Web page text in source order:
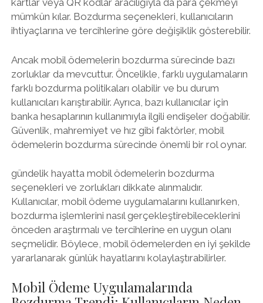
kartlar veya QR kodlar aracılığıyla da para çekmeyi
mümkün kılar. Bozdurma seçenekleri, kullanıcıların
ihtiyaçlarına ve tercihlerine göre değişiklik gösterebilir.
Ancak mobil ödemelerin bozdurma sürecinde bazı
zorluklar da mevcuttur. Öncelikle, farklı uygulamaların
farklı bozdurma politikaları olabilir ve bu durum
kullanıcıları karıştırabilir. Ayrıca, bazı kullanıcılar için
banka hesaplarının kullanımıyla ilgili endişeler doğabilir.
Güvenlik, mahremiyet ve hız gibi faktörler, mobil
ödemelerin bozdurma sürecinde önemli bir rol oynar.
gündelik hayatta mobil ödemelerin bozdurma
seçenekleri ve zorlukları dikkate alınmalıdır.
Kullanıcılar, mobil ödeme uygulamalarını kullanırken,
bozdurma işlemlerini nasıl gerçekleştirebileceklerini
önceden araştırmalı ve tercihlerine en uygun olanı
seçmelidir. Böylece, mobil ödemelerden en iyi şekilde
yararlanarak günlük hayatlarını kolaylaştırabilirler.
Mobil Ödeme Uygulamalarında